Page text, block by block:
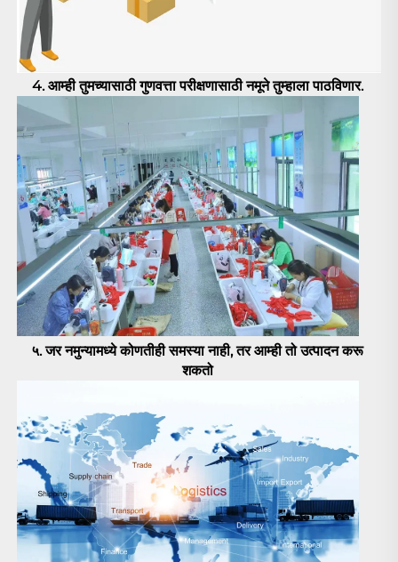
4. आम्ही तुमच्यासाठी गुणवत्ता परीक्षणासाठी नमूने तुम्हाला पाठविणार.
५. जर नमुन्यामध्ये कोणतीही समस्या नाही, तर आम्ही तो उत्पादन करू
शकतो